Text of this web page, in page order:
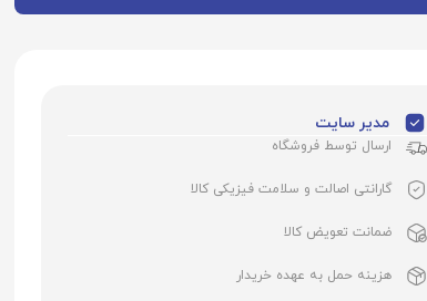
مدیر سایت
ارسال توسط فروشگاه
گارانتی اصالت و سلامت فیزیکی کالا
ضمانت تعویض کالا
هزینه حمل به عهده خریدار